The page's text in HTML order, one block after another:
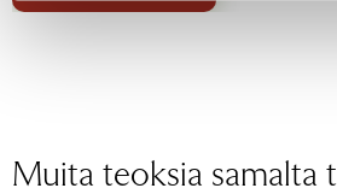
Muita teoksia samalta